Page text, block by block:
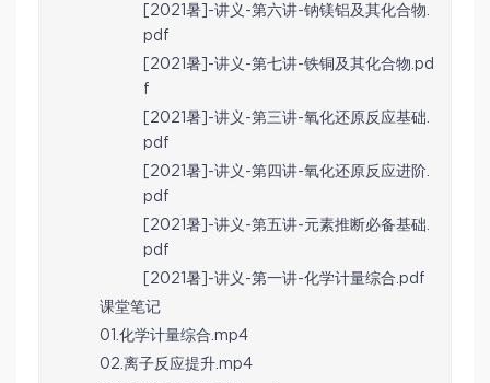
[2021暑]-讲义-第六讲-钠镁铝及其化合物.
pdf
[2021暑]-讲义-第七讲-铁铜及其化合物.pd
f
[2021暑]-讲义-第三讲-氧化还原反应基础.
pdf
[2021暑]-讲义-第四讲-氧化还原反应进阶.
pdf
[2021暑]-讲义-第五讲-元素推断必备基础.
pdf
[2021暑]-讲义-第一讲-化学计量综合.pdf
课堂笔记
01.化学计量综合.mp4
02.离子反应提升.mp4